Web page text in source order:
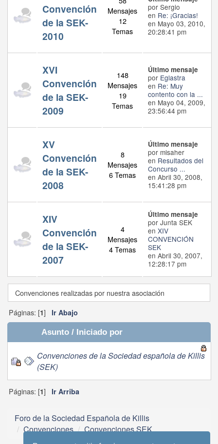
Convención
de la SEK-
2010
Mensajes
12
Temas
por Sergio
en Re: ¡Gracias!
en Mayo 03, 2010,
20:28:41 pm
XVI
Convención
de la SEK-
2009
148
Mensajes
19
Temas
Último mensaje
por Eglastra
en Re: Muy
contento con la ...
en Mayo 04, 2009,
23:56:44 pm
XV
Convención
de la SEK-
2008
8
Mensajes
6 Temas
Último mensaje
por misaher
en Resultados del
Concurso ...
en Abril 30, 2008,
15:41:28 pm
XIV
Convención
de la SEK-
2007
4
Mensajes
4 Temas
Último mensaje
por Junta SEK
en XIV
CONVENCIÓN
SEK
en Abril 30, 2007,
12:28:17 pm
Convenciones realizadas por nuestra asociación
Páginas: [1] Ir Abajo
Asunto/ Iniciado por
Convenciones de la Sociedad española de Killis
(SEK)
Páginas: [1] Ir Arriba
Foro de la Sociedad Española de Killis
Convenciones
Convenciones SEK